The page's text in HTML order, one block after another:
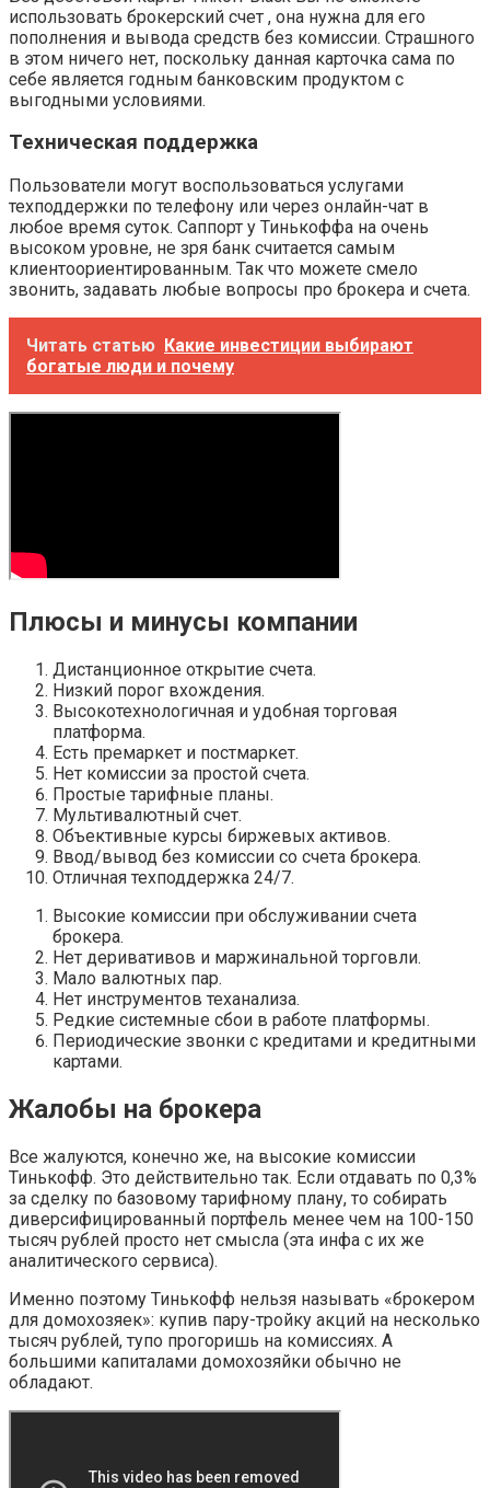
использовать брокерский счет , она нужна для его
пополнения и вывода средств без комиссии. Страшного
в этом ничего нет, поскольку данная карточка сама по
себе является годным банковским продуктом с
выгодными условиями.
Техническая поддержка
Пользователи могут воспользоваться услугами
техподдержки по телефону или через онлайн-чат в
любое время суток. Саппорт у Тинькоффа на очень
высоком уровне, не зря банк считается самым
клиентоориентированным. Так что можете смело
звонить, задавать любые вопросы про брокера и счета.
Читать статью Какие инвестиции выбирают
богатые люди и почему
Плюсы и минусы компании
Дистанционное открытие счета.
Низкий порог вхождения.
Высокотехнологичная и удобная торговая
платформа.
Есть премаркет и постмаркет.
Нет комиссии за простой счета.
Простые тарифные планы.
Мультивалютный счет.
Объективные курсы биржевых активов.
Ввод/вывод без комиссии со счета брокера.
Отличная техподдержка 24/7.
Высокие комиссии при обслуживании счета
брокера.
Нет деривативов и маржинальной торговли.
Мало валютных пар.
Нет инструментов теханализа.
Редкие системные сбои в работе платформы.
Периодические звонки с кредитами и кредитными
картами.
Жалобы на брокера
Все жалуются, конечно же, на высокие комиссии
Тинькофф. Это действительно так. Если отдавать по 0,3%
за сделку по базовому тарифному плану, то собирать
диверсифицированный портфель менее чем на 100-150
тысяч рублей просто нет смысла (эта инфа с их же
аналитического сервиса).
Именно поэтому Тинькофф нельзя называть «брокером
для домохозяек»: купив пару-тройку акций на несколько
тысяч рублей, тупо прогоришь на комиссиях. А
большими капиталами домохозяйки обычно не
обладают.